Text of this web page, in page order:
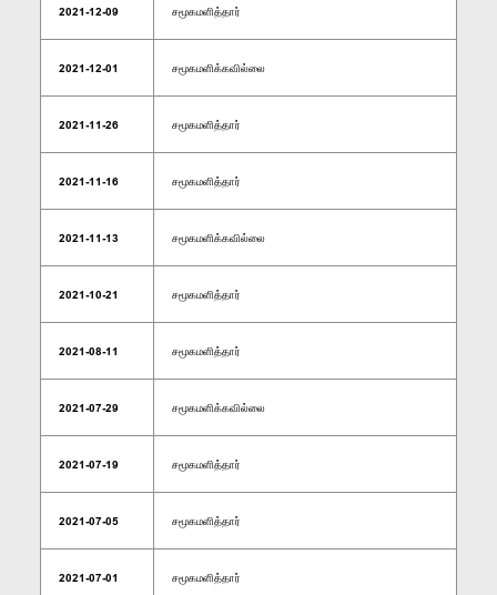
2021-12-09 சமூகமளித்தார்
2021-12-01 சமூகமளிக்கவில்லை
2021-11-26 சமூகமளித்தார்
2021-11-16 சமூகமளித்தார்
2021-11-13 சமூகமளிக்கவில்லை
2021-10-21 சமூகமளித்தார்
2021-08-11 சமூகமளித்தார்
2021-07-29 சமூகமளிக்கவில்லை
2021-07-19 சமூகமளித்தார்
2021-07-05 சமூகமளித்தார்
2021-07-01 சமூகமளித்தார்